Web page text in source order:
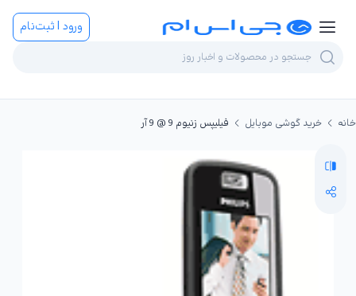
ورود | ثبت‌نام
خانه خرید گوشی موبایل فیلیپس زنیوم 9 @ 9 آر